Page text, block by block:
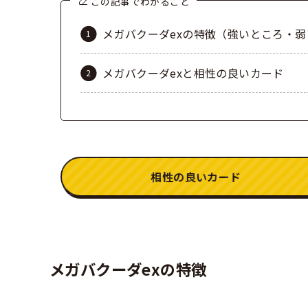
メガバクーダexの特徴（強いところ・弱
メガバクーダexと相性の良いカード
相性の良いカード
メガバクーダexの特徴